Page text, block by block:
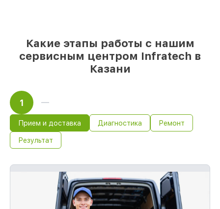
Какие этапы работы с нашим
сервисным центром Infratech в
Казани
1
Прием и доставка Диагностика Ремонт
Результат